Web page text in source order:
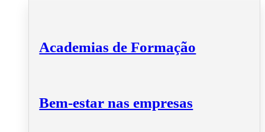
Academias de Formação
Bem-estar nas empresas